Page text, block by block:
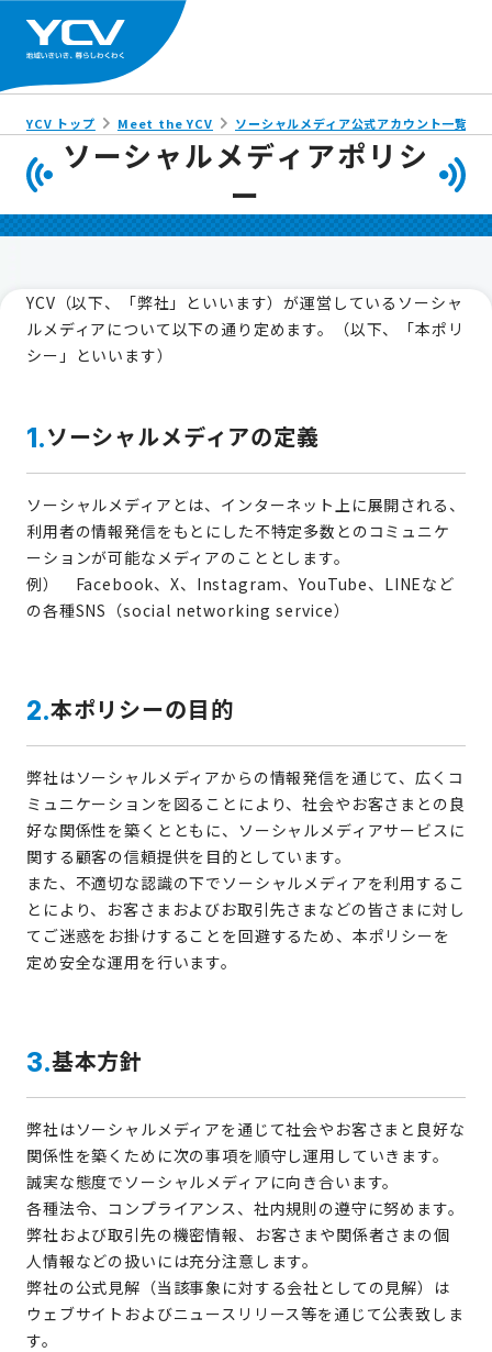
YCV トップ Meet the YCV ソーシャルメディア公式アカウント一覧
ソーシャルメディアポリシ
ー
YCV（以下、「弊社」といいます）が運営しているソーシャ
ルメディアについて以下の通り定めます。（以下、「本ポリ
シー」といいます）
1.ソーシャルメディアの定義
ソーシャルメディアとは、インターネット上に展開される、
利用者の情報発信をもとにした不特定多数とのコミュニケ
ーションが可能なメディアのこととします。
例） Facebook、X、Instagram、YouTube、LINEなど
の各種SNS（social networking service）
2.本ポリシーの目的
弊社はソーシャルメディアからの情報発信を通じて、広くコ
ミュニケーションを図ることにより、社会やお客さまとの良
好な関係性を築くとともに、ソーシャルメディアサービスに
関する顧客の信頼提供を目的としています。
また、不適切な認識の下でソーシャルメディアを利用するこ
とにより、お客さまおよびお取引先さまなどの皆さまに対し
てご迷惑をお掛けすることを回避するため、本ポリシーを
定め安全な運用を行います。
3.基本方針
弊社はソーシャルメディアを通じて社会やお客さまと良好な
関係性を築くために次の事項を順守し運用していきます。
誠実な態度でソーシャルメディアに向き合います。
各種法令、コンプライアンス、社内規則の遵守に努めます。
弊社および取引先の機密情報、お客さまや関係者さまの個
人情報などの扱いには充分注意します。
弊社の公式見解（当該事象に対する会社としての見解）は
ウェブサイトおよびニュースリリース等を通じて公表致しま
す。